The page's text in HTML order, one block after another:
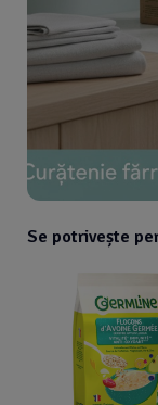
Se potrivește